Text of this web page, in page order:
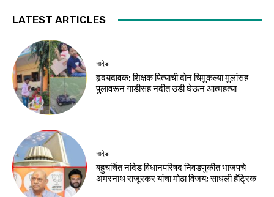
LATEST ARTICLES
नांदेड
हृदयदावक: शिक्षक पित्याची दोन चिमुकल्या मुलांसह
पुलावरून गाडीसह नदीत उडी घेऊन आत्महत्या
नांदेड
बहुचर्चित नांदेड विधानपरिषद निवडणुकीत भाजपचे
अमरनाथ राजूरकर यांचा मोठा विजय; साधली हॅट्रिक